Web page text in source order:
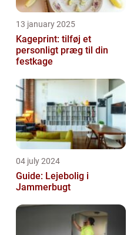
13 january 2025
Kageprint: tilføj et
personligt præg til din
festkage
04 july 2024
Guide: Lejebolig i
Jammerbugt